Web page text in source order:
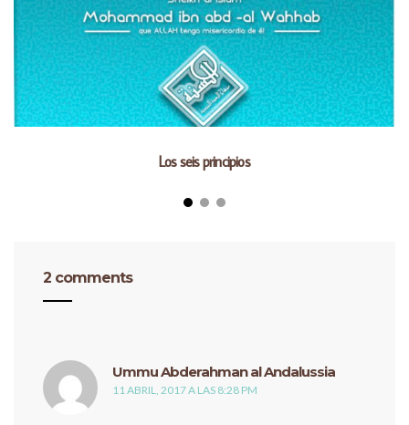
Los seis principios
2 comments
Ummu Abderahman al Andalussia
11 ABRIL, 2017 A LAS 8:28 PM